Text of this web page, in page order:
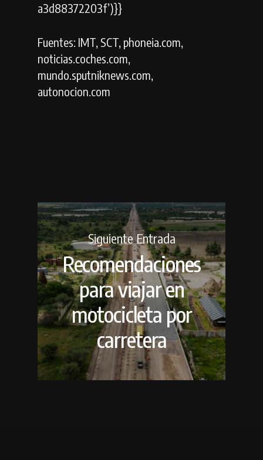
a3d88372203f’)}}
Fuentes: IMT, SCT, phoneia.com,
noticias.coches.com,
mundo.sputniknews.com,
autonocion.com
Siguiente Entrada
Recomendaciones
para viajar en
motocicleta por
carretera